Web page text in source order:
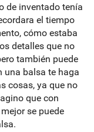
de inventado tenía
el tiempo
cómo estaba
detalles que no
también puede
una balsa te haga
cosas, ya que no
que con
se puede